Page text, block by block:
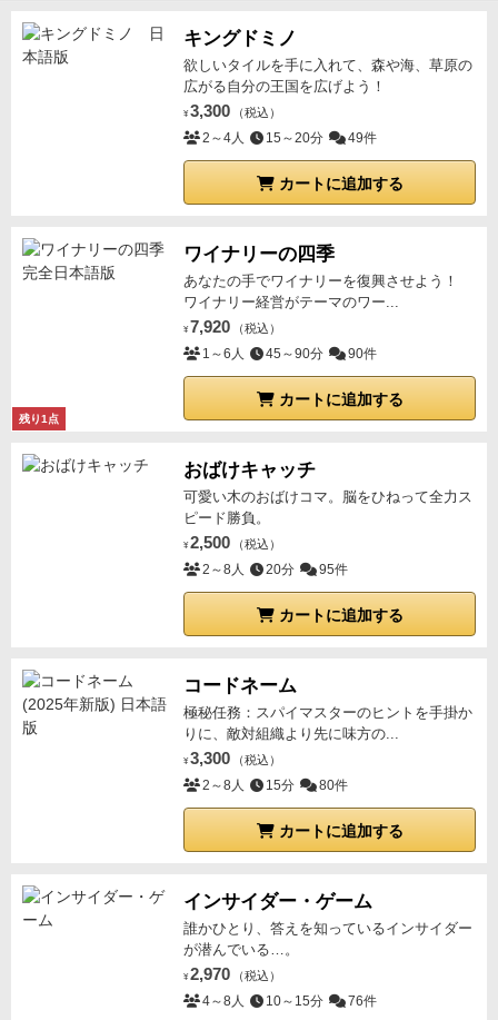
ス右に移動させる。なお、４キャラクターでプレイす
る場合は、「意思トークン」を２個獲得するか、「士
気表」のトークンを１マス右に移動させるのどちらか
のみである。g)休息：アクションコマ１個につき、負
傷を１点回復する。ただし、特別な負傷を回復するこ
アクションフェイズ終了後、以下の手
順を実行する・「将来の資源置き場」にある資源全て
来の資源置き場」にある全ての「発見トークン」を、
「使用可能な資源置き場」に移動させる。・「将来の
資源置き場」にある全ての「発明カード」の効果を適
場」にある全ての「宝物カード」の効果を適用する。
もし、永続的な効果もしくは将来有効になる効果をも
イヤーが使用することができる。
「雪雲」のアイコン数（出目とトークン）を数え、雪
雲１個につき１個の木材を捨てる。屋根のレベルは関
・「雲」のアイコン数（出目とトークンに描
かれた雨雲と雪雲の数）と現在の屋根レベルを比較す
る。雲アイコンが多い場合は、超過した雲の数につき
とができない場合は、捨てることができなかった資材
１つにつき、各キャラクターは負傷を１点ずつ受け
・「飢えた猛獣ダイズ」を振った場合は、出目に
より食料１個捨てる、柵レベルを１つ下げる、強さ３
の猛獣との戦闘を行う。食料を捨てれない場合、柵レ
ベルを下げることができない、武器レベルが３以下の
場合は、不足分につき各キャラクターは負傷を１点ず
場合は、柵レベルを１つ下げる。下げることができな
い場合は、各キャラクターは負傷を１点ずつ受け取
・天候フェーズ終了時に、「天候トークン」は全
⑥夜フェイズ・各キャラクターは、食料又
は保存食を１個消費する。十分な食料や保存食がない
ンプを襲うキングコング、現地で罠を作成し、鎮静剤
を作りおとなしくさせて捕獲する。最終的に生存した
スタッフは3人でした・・・あと欠点もあります、先
ほど言いましたが情報量が多すぎてルールを覚えるま
でが大変、こればかりは実際に手を動かさないと覚え
一応奉行問題を解決するために
親マーカーは変わるのですが、まぁ大した解決にはな
ーションが味わえます。ソロでも十分やりごたえはあ
ります。そして基本はカードのアクシデントとダイス
による判定という不確定要素の多すぎる無人島アドベ
ンチャーをみなさんも試してみてはいかがでしょう
らない時もありますが、おおむねゲームに支障なくプ
レイできています。シナリオも非常に独自色の強いも
のが揃っています。ルールの変更があり、クリア条件
も、シナリオごとに異なっています。シナリオによっ
ムに変わり、飽きさせない面白さを作り出していま
す。もちろん、基本的なルールは変わらないので、変
す。
作り込みの度合いは、2回3回では無い感じで
とても奥深い印象を受けました。
べる本作は孤独な漂流者の物語としての魅力が際立ち
ます。助っ人として登場するフライデーや犬とともに
島で生き延びる物語は、ロールプレイ的な没入感を強
く生み出します。ソロプレイ専用のルールも用意され
ており、士気フェイズの調整などが行われているため
バランスも良好です。自分自身の判断だけが頼りとな
るプレイ体験は協力プレイとはまた違ったスリルを味
重厚なテーマと世界観に浸りたい方
困難を乗り越えて達成感を得たい方
協力型ゲームで盛り上がりたいグループ
運だけでなく戦略性を楽しみたい中〜上級者
初心者にはルールが煩雑に感じられる可能性がありま
難易度は高めで、失敗体験が続くこともあります
ゲームスペースが広く必要になるため、環境も整えて
おくとよいです
ロビンソン・クルーソー 呪われし島の冒険
を体験するアドベンチャーです。戦略性とストーリー
テリングが見事に融合し遊ぶたびに新たなドラマが生
一見すると敷居の高いゲームですが、乗り
越えた先にある濃密な体験は他の作品ではなかなか味
わえない唯一無二の魅力があります。自分だけのサバ
イバルストーリーを紡ぎたい方にぜひ手に取ってほし
す。ゲームとしては食料のコマを１人につき、１つ必
要。そのために採取を行うために１アクションが必要
になります。夜に食べる食料がなければ１ダメージ受
けます。食料は島で採取する食料は多く取れて余って
人間が生きるためには睡眠を取る
必要があります。無人島で野宿すると１ダメージを受
けるのでシェルターという寝床が要ります、テントみ
たいなものかな？作るためには、木材の駒が必要で、
作成の１アクションが必要になります。 さらに雨や雪
が降ったときには屋根がなければ１ダメージ受けま
す。これも作るために１アクションに木材もいりま
そして最初に捲ると説明したイベントカードです
が、無人島の過酷な環境で起こるほぼマイナスイベン
いのですが、前兆として例えば遠くに雨雲が見える→
大雨が起こって屋根がなければダメージ。獣の声が聞
こえてくる→対策しなければ襲われてダメージ。など
嫌なことしかありません。なので常にしんどいです。
対策するためにはショベル必要だったり、薬が必要だ
ったり、道具作るためには材料と１アクションで作成
さらに、イベントカードの対処
のに１アクション、イベントカードの対処に１アクシ
ョンがいりますよね？そうなってくると、他の事が全
然できません。なので、絶食で寝床作ったり、アイテ
ム作成したりします。本当に、やることなすこと常に
ギリギリでダメージをどんどん受けてしんどくなって
いきます。そして、プレイするシナリオは全て制限時
間があります。なので、常に追い詰められていき続け
のを耐えて後半で一気に巻き返したり、そういうのは
一切ありません。ある程度道具などを作り充実させた
り、寝床を強化してもイベントで一気に壊されたり、
います。プレイメンバーに経験者がいない場合、初回
のゲームに３、４時間かかることを覚悟した方がいい
と思います。おそらく１ゲームこなしてしまえば、２
回目以降のゲームは割とすんなりこなせると思いま
す。初回のゲームはまず勝てないと思うので、あらか
じめ時間制限を設けた上で、ある程度ルールを把握し
てしまったらゲームを投了して初めからやり直してし
キングドミノ
欲しいタイルを手に入れて、森や海、草原の
広がる自分の王国を広げよう！
¥ 3,300 （税込）
2～4人 15～20分 49件
カートに追加する
残り1点
ワイナリーの四季
あなたの手でワイナリーを復興させよう！
ワイナリー経営がテーマのワー...
¥ 7,920 （税込）
1～6人 45～90分 90件
カートに追加する
おばけキャッチ
可愛い木のおばけコマ。脳をひねって全力ス
ピード勝負。
¥ 2,500 （税込）
2～8人 20分 95件
カートに追加する
コードネーム
極秘任務：スパイマスターのヒントを手掛か
りに、敵対組織より先に味方の...
¥ 3,300 （税込）
2～8人 15分 80件
カートに追加する
インサイダー・ゲーム
誰かひとり、答えを知っているインサイダー
が潜んでいる…。
¥ 2,970 （税込）
4～8人 10～15分 76件